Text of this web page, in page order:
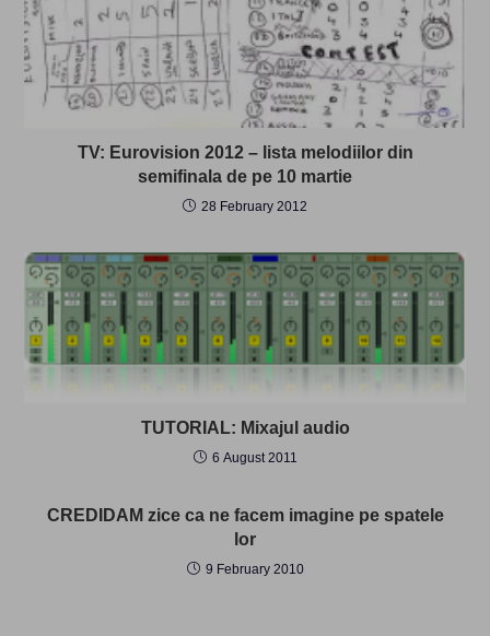
TV: Eurovision 2012 – lista melodiilor din
semifinala de pe 10 martie
28 February 2012
TUTORIAL: Mixajul audio
6 August 2011
CREDIDAM zice ca ne facem imagine pe spatele
lor
9 February 2010